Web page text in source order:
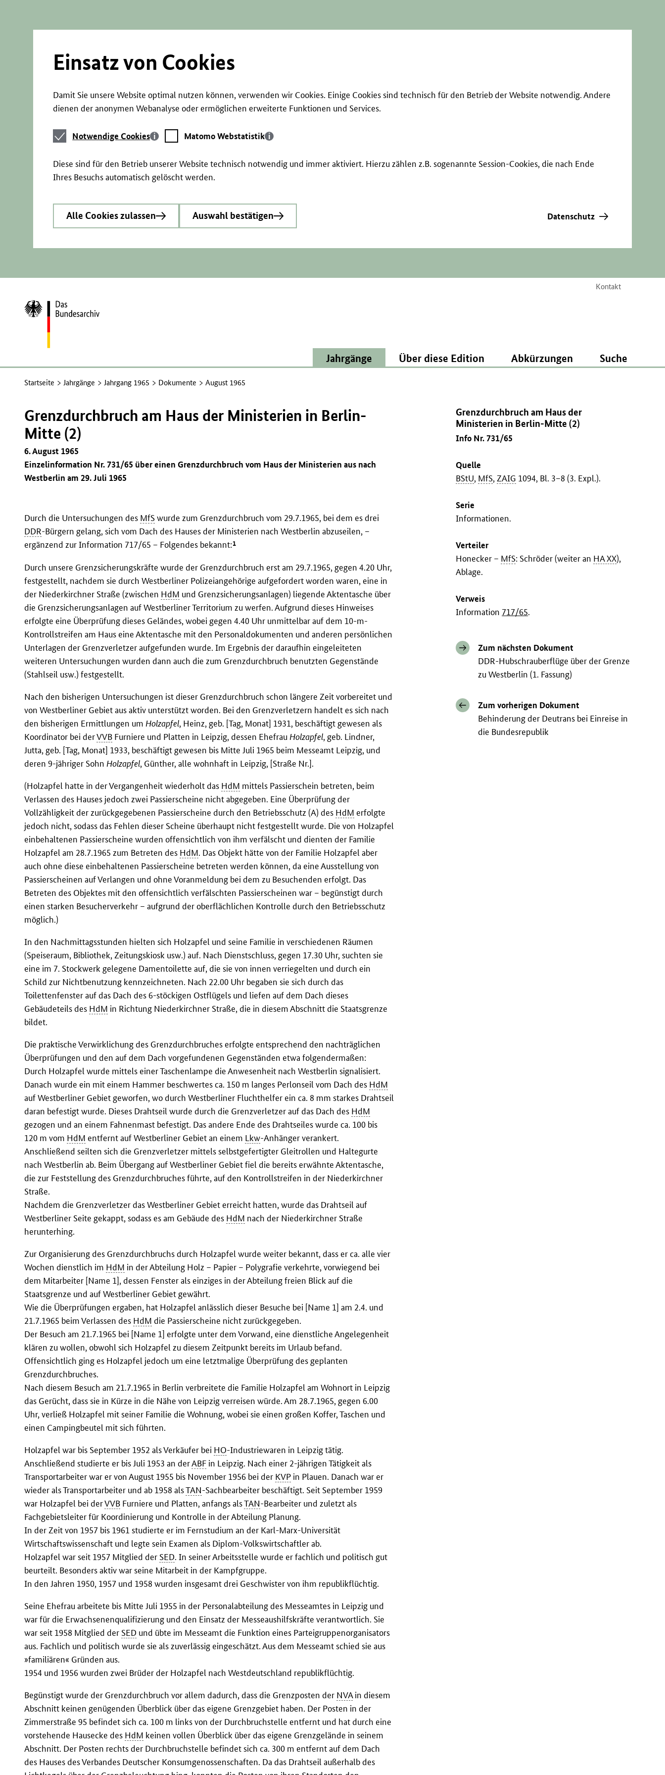
Einsatz von Cookies
Damit Sie unsere Website optimal nutzen können, verwenden wir Cookies. Einige Cookies sind technisch für den Betrieb der Website notwendig. Andere
dienen der anonymen Webanalyse oder ermöglichen erweiterte Funktionen und Services.
Notwendige
Cookies
Notwendige Cookies
Matomo
Webstatistik
Matomo Webstatistik
Diese sind für den Betrieb unserer Website technisch notwendig und immer aktiviert. Hierzu zählen z.B. sogenannte Session-Cookies, die nach Ende
Ihres Besuchs automatisch gelöscht werden.
Alle Cookies zulassen Auswahl bestätigen Datenschutz
Kontakt
Zur
Startseite
Jahrgänge Über diese Edition Abkürzungen Suche
Startseite Jahrgänge Jahrgang 1965 Dokumente August 1965
Grenzdurchbruch am Haus der
Ministerien in Berlin-Mitte (2)
Info Nr. 731/65
Quelle
BStU, MfS,ZAIG 1094, Bl. 3–8 (3. Expl.).
Serie
Informationen.
Verteiler
Honecker – MfS: Schröder (weiter an HA XX),
Ablage.
Verweis
Information 717/65.
Zum nächsten Dokument
DDR-Hubschrauberflüge über der Grenze
zu Westberlin (1. Fassung)
Zum vorherigen Dokument
Behinderung der Deutrans bei Einreise in
die Bundesrepublik
Grenzdurchbruch am Haus der Ministerien in Berlin-
Mitte (2)
6. August 1965
Einzelinformation Nr. 731/65 über einen Grenzdurchbruch vom Haus der Ministerien aus nach
Westberlin am 29. Juli 1965
Durch die Untersuchungen des MfSwurde zum Grenzdurchbruch vom 29.7.1965, bei dem es drei
DDR-Bürgern gelang, sich vom Dach des Hauses der Ministerien nach Westberlin abzuseilen, –
ergänzend zur Information 717/65 – Folgendes bekannt:1
Durch unsere Grenzsicherungskräfte wurde der Grenzdurchbruch erst am 29.7.1965, gegen 4.20 Uhr,
festgestellt, nachdem sie durch Westberliner Polizeiangehörige aufgefordert worden waren, eine in
der Niederkirchner Straße (zwischen HdM und Grenzsicherungsanlagen) liegende Aktentasche über
die Grenzsicherungsanlagen auf Westberliner Territorium zu werfen. Aufgrund dieses Hinweises
erfolgte eine Überprüfung dieses Geländes, wobei gegen 4.40 Uhr unmittelbar auf dem 10-m-
Kontrollstreifen am Haus eine Aktentasche mit den Personaldokumenten und anderen persönlichen
Unterlagen der Grenzverletzer aufgefunden wurde. Im Ergebnis der daraufhin eingeleiteten
weiteren Untersuchungen wurden dann auch die zum Grenzdurchbruch benutzten Gegenstände
(Stahlseil usw.) festgestellt.
Nach den bisherigen Untersuchungen ist dieser Grenzdurchbruch schon längere Zeit vorbereitet und
von Westberliner Gebiet aus aktiv unterstützt worden. Bei den Grenzverletzern handelt es sich nach
den bisherigen Ermittlungen um Holzapfel, Heinz, geb. [Tag, Monat] 1931, beschäftigt gewesen als
Koordinator bei derVVB Furniere und Platten in Leipzig, dessen Ehefrau Holzapfel, geb. Lindner,
Jutta, geb. [Tag, Monat] 1933, beschäftigt gewesen bis Mitte Juli 1965 beim Messeamt Leipzig, und
deren 9-jähriger Sohn Holzapfel, Günther, alle wohnhaft in Leipzig, [Straße Nr.].
(Holzapfel hatte in der Vergangenheit wiederholt das HdM mittels Passierschein betreten, beim
Verlassen des Hauses jedoch zwei Passierscheine nicht abgegeben. Eine Überprüfung der
Vollzähligkeit der zurückgegebenen Passierscheine durch den Betriebsschutz (A) des HdM erfolgte
jedoch nicht, sodass das Fehlen dieser Scheine überhaupt nicht festgestellt wurde. Die von Holzapfel
einbehaltenen Passierscheine wurden offensichtlich von ihm verfälscht und dienten der Familie
Holzapfel am 28.7.1965 zum Betreten des HdM. Das Objekt hätte von der Familie Holzapfel aber
auch ohne diese einbehaltenen Passierscheine betreten werden können, da eine Ausstellung von
Passierscheinen auf Verlangen und ohne Voranmeldung bei dem zu Besuchenden erfolgt. Das
Betreten des Objektes mit den offensichtlich verfälschten Passierscheinen war – begünstigt durch
einen starken Besucherverkehr – aufgrund der oberflächlichen Kontrolle durch den Betriebsschutz
möglich.)
In den Nachmittagsstunden hielten sich Holzapfel und seine Familie in verschiedenen Räumen
(Speiseraum, Bibliothek, Zeitungskiosk usw.) auf. Nach Dienstschluss, gegen 17.30 Uhr, suchten sie
eine im 7. Stockwerk gelegene Damentoilette auf, die sie von innen verriegelten und durch ein
Schild zur Nichtbenutzung kennzeichneten. Nach 22.00 Uhr begaben sie sich durch das
Toilettenfenster auf das Dach des 6-stöckigen Ostflügels und liefen auf dem Dach dieses
Gebäudeteils des HdM in Richtung Niederkirchner Straße, die in diesem Abschnitt die Staatsgrenze
bildet.
Die praktische Verwirklichung des Grenzdurchbruches erfolgte entsprechend den nachträglichen
Überprüfungen und den auf dem Dach vorgefundenen Gegenständen etwa folgendermaßen:
Durch Holzapfel wurde mittels einer Taschenlampe die Anwesenheit nach Westberlin signalisiert.
Danach wurde ein mit einem Hammer beschwertes ca. 150 m langes Perlonseil vom Dach des HdM
auf Westberliner Gebiet geworfen, wo durch Westberliner Fluchthelfer ein ca. 8 mm starkes Drahtseil
daran befestigt wurde. Dieses Drahtseil wurde durch die Grenzverletzer auf das Dach des HdM
gezogen und an einem Fahnenmast befestigt. Das andere Ende des Drahtseiles wurde ca. 100 bis
120 m vom HdM entfernt auf Westberliner Gebiet an einem Lkw-Anhänger verankert.
Anschließend seilten sich die Grenzverletzer mittels selbstgefertigter Gleitrollen und Haltegurte
nach Westberlin ab. Beim Übergang auf Westberliner Gebiet fiel die bereits erwähnte Aktentasche,
die zur Feststellung des Grenzdurchbruches führte, auf den Kontrollstreifen in der Niederkirchner
Straße.
Nachdem die Grenzverletzer das Westberliner Gebiet erreicht hatten, wurde das Drahtseil auf
Westberliner Seite gekappt, sodass es am Gebäude des HdM nach der Niederkirchner Straße
herunterhing.
Zur Organisierung des Grenzdurchbruchs durch Holzapfel wurde weiter bekannt, dass er ca. alle vier
Wochen dienstlich im HdM in der Abteilung Holz – Papier – Polygrafie verkehrte, vorwiegend bei
dem Mitarbeiter [Name 1], dessen Fenster als einziges in der Abteilung freien Blick auf die
Staatsgrenze und auf Westberliner Gebiet gewährt.
Wie die Überprüfungen ergaben, hat Holzapfel anlässlich dieser Besuche bei [Name 1] am 2.4. und
21.7.1965 beim Verlassen des HdM die Passierscheine nicht zurückgegeben.
Der Besuch am 21.7.1965 bei [Name 1] erfolgte unter dem Vorwand, eine dienstliche Angelegenheit
klären zu wollen, obwohl sich Holzapfel zu diesem Zeitpunkt bereits im Urlaub befand.
Offensichtlich ging es Holzapfel jedoch um eine letztmalige Überprüfung des geplanten
Grenzdurchbruches.
Nach diesem Besuch am 21.7.1965 in Berlin verbreitete die Familie Holzapfel am Wohnort in Leipzig
das Gerücht, dass sie in Kürze in die Nähe von Leipzig verreisen würde. Am 28.7.1965, gegen 6.00
Uhr, verließ Holzapfel mit seiner Familie die Wohnung, wobei sie einen großen Koffer, Taschen und
einen Campingbeutel mit sich führten.
Holzapfel war bis September 1952 als Verkäufer bei HO-Industriewaren in Leipzig tätig.
Anschließend studierte er bis Juli 1953 an derABF in Leipzig. Nach einer 2-jährigen Tätigkeit als
Transportarbeiter war er von August 1955 bis November 1956 bei der KVP in Plauen. Danach war er
wieder als Transportarbeiter und ab 1958 alsTAN-Sachbearbeiter beschäftigt. Seit September 1959
war Holzapfel bei derVVB Furniere und Platten, anfangs alsTAN-Bearbeiter und zuletzt als
Fachgebietsleiter für Koordinierung und Kontrolle in der Abteilung Planung.
In der Zeit von 1957 bis 1961 studierte er im Fernstudium an der Karl-Marx-Universität
Wirtschaftswissenschaft und legte sein Examen als Diplom-Volkswirtschaftler ab.
Holzapfel war seit 1957 Mitglied der SED. In seiner Arbeitsstelle wurde er fachlich und politisch gut
beurteilt. Besonders aktiv war seine Mitarbeit in der Kampfgruppe.
In den Jahren 1950, 1957 und 1958 wurden insgesamt drei Geschwister von ihm republikflüchtig.
Seine Ehefrau arbeitete bis Mitte Juli 1955 in der Personalabteilung des Messeamtes in Leipzig und
war für die Erwachsenenqualifizierung und den Einsatz der Messeaushilfskräfte verantwortlich. Sie
war seit 1958 Mitglied der SED und übte im Messeamt die Funktion eines Parteigruppenorganisators
aus. Fachlich und politisch wurde sie als zuverlässig eingeschätzt. Aus dem Messeamt schied sie aus
»familiären« Gründen aus.
1954 und 1956 wurden zwei Brüder der Holzapfel nach Westdeutschland republikflüchtig.
Begünstigt wurde der Grenzdurchbruch vor allem dadurch, dass die Grenzposten der NVAin diesem
Abschnitt keinen genügenden Überblick über das eigene Grenzgebiet haben. Der Posten in der
Zimmerstraße 95 befindet sich ca. 100 m links von der Durchbruchstelle entfernt und hat durch eine
vorstehende Hausecke des HdM keinen vollen Überblick über das eigene Grenzgelände in seinem
Abschnitt. Der Posten rechts der Durchbruchstelle befindet sich ca. 300 m entfernt auf dem Dach
des Hauses des Verbandes Deutscher Konsumgenossenschaften. Da das Drahtseil außerhalb des